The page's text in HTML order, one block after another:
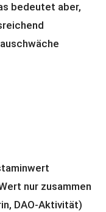
bedeutet aber,
nur zusammen
DAO-Aktivität)